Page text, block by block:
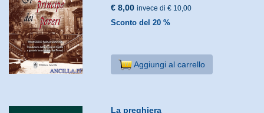
€ 8,00 invece di € 10,00
Sconto del 20 %
Aggiungi al carrello
La preghiera